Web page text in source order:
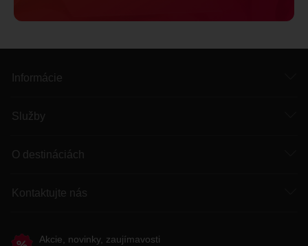
Informácie
Služby
O destináciách
Kontaktujte nás
Akcie, novinky, zaujímavosti